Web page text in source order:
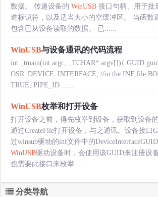
数据。 传递设备的 WinUSB 接口句柄、用于批
道标识符，以及适当大小的空缓冲区。 当函数
包含已从设备读取的数据。 已......
WinUSB与设备通讯的代码流程
int _tmain(int argc, _TCHAR* argv[]){ GUID
OSR_DEVICE_INTERFACE; //in the INF file
TRUE; PIPE_ID ......
WinUSB枚举和打开设备
打开设备之前，得先枚举到设备，获取到设备
通过CreateFile打开设备，与之通讯。设备接口
过winsub驱动的inf文件中的
WinUSB驱动设备时，会使用该GUID来注册设
也需要此接口来枚举......
分类导航